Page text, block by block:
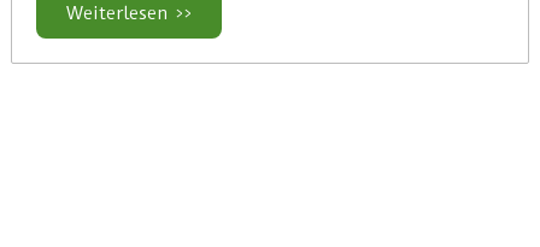
Weiterlesen >>